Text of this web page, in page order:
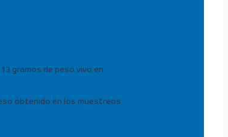
gramos de peso vivo en
obtenido en los muestreos